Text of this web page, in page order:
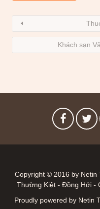
Khách sạn
Copyright © 2016 by Netin
Thường Kiệt - Đồng Hới -
Proudly powered by Netin